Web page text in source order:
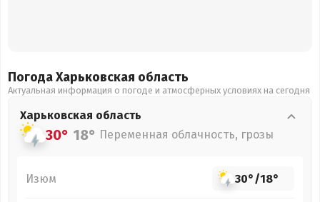
Погода Харьковская область
Актуальная информация о погоде и атмосферных условиях на сегодня
Харьковская область
30° 18° Переменная облачность, грозы
Изюм 30°/18°